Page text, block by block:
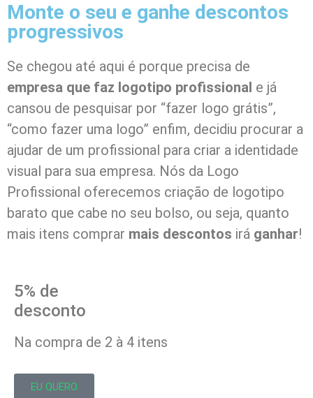
Monte o seu e ganhe descontos
progressivos
Se chegou até aqui é porque precisa de
empresa que faz logotipo profissional e já
cansou de pesquisar por “fazer logo grátis”,
“como fazer uma logo” enfim, decidiu procurar a
ajudar de um profissional para criar a identidade
visual para sua empresa. Nós da Logo
Profissional oferecemos criação de logotipo
barato que cabe no seu bolso, ou seja, quanto
mais itens comprar mais descontos irá ganhar!
5% de
desconto
Na compra de 2 à 4 itens
EU QUERO